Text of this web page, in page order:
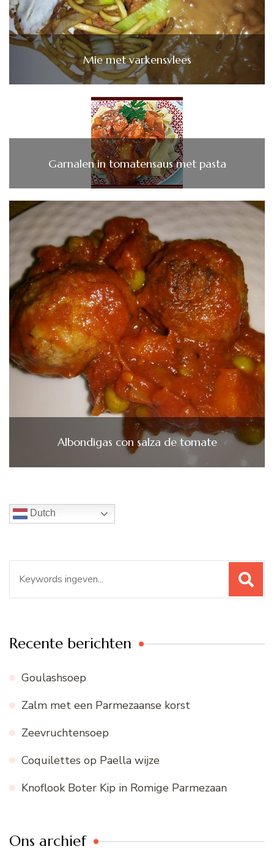
Mie met varkensvlees
Garnalen in tomatensaus met pasta
Albondigas con salza de tomate
Dutch
naar:
Recente berichten
Goulashsoep
Zalm met een Parmezaanse korst
Zeevruchtensoep
Coquilettes op Paella wijze
Knoflook Boter Kip in Romige Parmezaan
Ons archief